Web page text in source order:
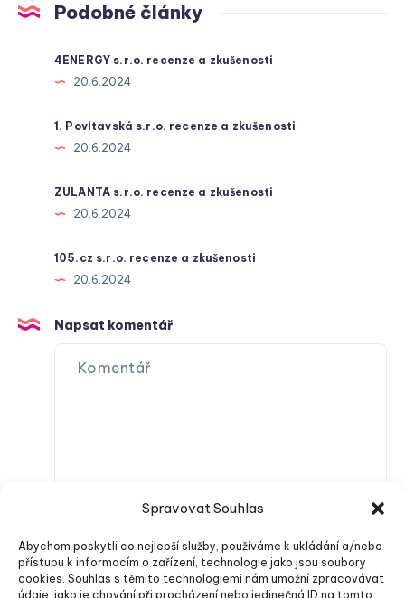
Spravovat Souhlas
Abychom poskytli co nejlepší služby, používáme k ukládání a/nebo
přístupu k informacím o zařízení, technologie jako jsou soubory
cookies. Souhlas s těmito technologiemi nám umožní zpracovávat
údaje, jako je chování při procházení nebo jedinečná ID na tomto
Podobné články
4ENERGY s.r.o. recenze a zkušenosti
20.6.2024
1. Povltavská s.r.o. recenze a zkušenosti
20.6.2024
ZULANTA s.r.o. recenze a zkušenosti
20.6.2024
105.cz s.r.o. recenze a zkušenosti
20.6.2024
Napsat komentář